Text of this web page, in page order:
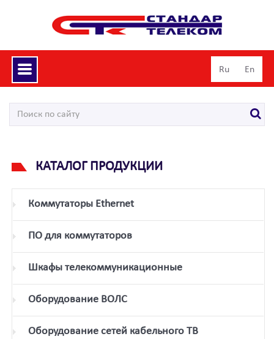
Toggle
navigation
Ru En
КАТАЛОГ ПРОДУКЦИИ
Коммутаторы Ethernet
ПО для коммутаторов
Шкафы телекоммуникационные
Оборудование ВОЛС
Оборудование сетей кабельного ТВ